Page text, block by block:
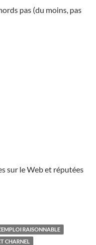
pas (du moins, pas
sur le Web et réputées
RAISONNABLE
CHARNEL